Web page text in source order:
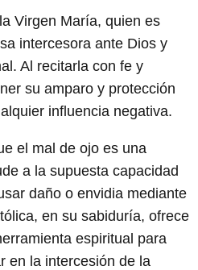
Virgen María, quien es
intercesora ante Dios y
Al recitarla con fe y
su amparo y protección
influencia negativa.
el mal de ojo es una
a la supuesta capacidad
daño o envidia mediante
en su sabiduría, ofrece
espiritual para
en la intercesión de la